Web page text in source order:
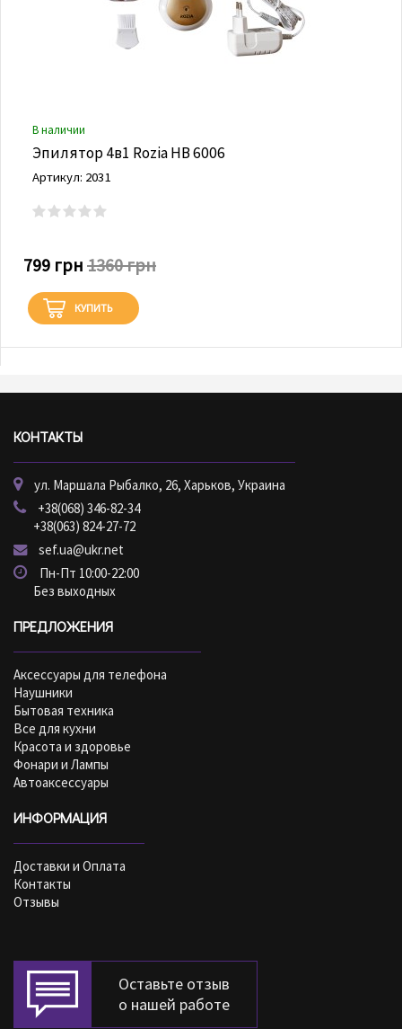
В наличии
Эпилятор 4в1 Rozia HB 6006
Артикул: 2031
799 грн 1360 грн
КУПИТЬ
КОНТАКТЫ
ул. Маршала Рыбалко, 26, Харьков, Украина
+38(068) 346-82-34
+38(063) 824-27-72
sef.ua@ukr.net
Пн-Пт 10:00-22:00
Без выходных
ПРЕДЛОЖЕНИЯ
Аксессуары для телефона
Наушники
Бытовая техника
Все для кухни
Красота и здоровье
Фонари и Лампы
Автоаксессуары
ИНФОРМАЦИЯ
Доставки и Оплата
Контакты
Отзывы
Оставьте отзыв
о нашей работе